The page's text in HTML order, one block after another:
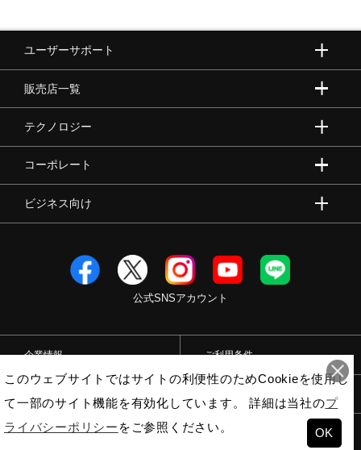
ユーザーサポート
販売店一覧
テクノロジー
コーポレート
ビジネス向け
公式SNSアカウント
企業情報 ご利用条件
© Mizuno Corporation OK
このウェブサイトではサイトの利便性のためCookieを使用し
て一部のサイト機能を有効化しています。 詳細は当社のプ
ライバシーポリシー をご参照ください。